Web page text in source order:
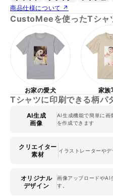
商品仕様について ↗
CustoMeeを使ったTシャ
お家の愛犬 家族
Tシャツに印刷できる柄パ
AI生成
画像
AI生成機能で簡単に画
を作成できます
クリエイター
素材
イラストレーターや
オリジナル
デザイン
画像アップロードやAI
す。